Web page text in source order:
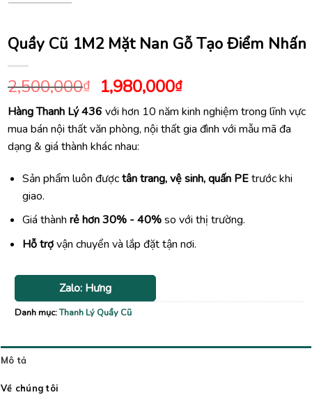
Quầy Cũ 1M2 Mặt Nan Gỗ Tạo Điểm Nhấn
2,500,000₫ Giá
gốc
là:
2,500,000₫.
1,980,000₫Giá
hiện
tại
là:
Hàng Thanh Lý 436 với hơn 10 năm kinh nghiệm trong lĩnh vực
mua bán nội thất văn phòng, nội thất gia đình với mẫu mã đa
dạng & giá thành khác nhau:
Sản phẩm luôn đượctân trang, vệ sinh, quấn PEtrước khi
giao.
Giá thành rẻ hơn 30% - 40%so với thị trường.
Hỗ trợvận chuyển và lắp đặt tận nơi.
Zalo: Hưng
Danh mục:Thanh Lý Quầy Cũ
Mô tả
Về chúng tôi